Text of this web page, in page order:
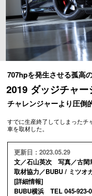
707hpを発生させる孤高
2019 ダッジチャ
チャレンジャーより圧倒
すでに生産終了してしまったチ
車を取材した。
更新日：2023.05.29
文／石山英次 写真／古閑
取材協力／BUBU / ミツ
[詳細情報]
BUBU横浜 TEL 045-